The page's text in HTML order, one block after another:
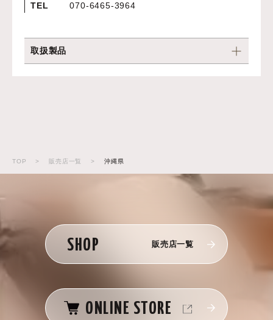
TEL 070-6465-3964
取扱製品
TOP > 販売店一覧 > 沖縄県
SHOP 販売店一覧
ONLINE STORE